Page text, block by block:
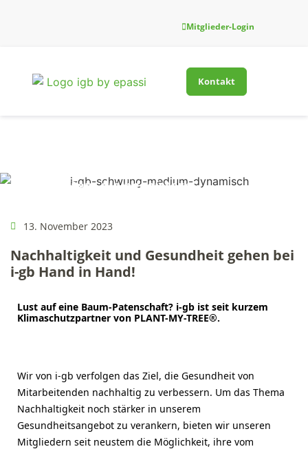
Mitglieder-Login
Kontakt
Neuigkeiten, die begeistern!
13. November 2023
Nachhaltigkeit und Gesundheit gehen bei
i-gb Hand in Hand!
Lust auf eine Baum-Patenschaft? i-gb ist seit kurzem
Klimaschutzpartner von PLANT-MY-TREE®.
Wir von i-gb verfolgen das Ziel, die Gesundheit von
Mitarbeitenden nachhaltig zu verbessern. Um das Thema
Nachhaltigkeit noch stärker in unserem
Gesundheitsangebot zu verankern, bieten wir unseren
Mitgliedern seit neustem die Möglichkeit, ihre vom